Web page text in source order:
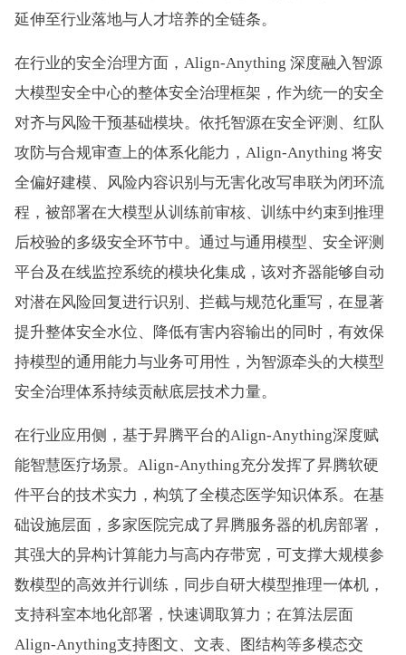
延伸至行业落地与人才培养的全链条。
在行业的安全治理方面，Align-Anything 深度融入智源
大模型安全中心的整体安全治理框架，作为统一的安全
对齐与风险干预基础模块。依托智源在安全评测、红队
攻防与合规审查上的体系化能力，Align-Anything 将安
全偏好建模、风险内容识别与无害化改写串联为闭环流
程，被部署在大模型从训练前审核、训练中约束到推理
后校验的多级安全环节中。通过与通用模型、安全评测
平台及在线监控系统的模块化集成，该对齐器能够自动
对潜在风险回复进行识别、拦截与规范化重写，在显著
提升整体安全水位、降低有害内容输出的同时，有效保
持模型的通用能力与业务可用性，为智源牵头的大模型
安全治理体系持续贡献底层技术力量。
在行业应用侧，基于昇腾平台的Align-Anything深度赋
能智慧医疗场景。Align-Anything充分发挥了昇腾软硬
件平台的技术实力，构筑了全模态医学知识体系。在基
础设施层面，多家医院完成了昇腾服务器的机房部署，
其强大的异构计算能力与高内存带宽，可支撑大规模参
数模型的高效并行训练，同步自研大模型推理一体机，
支持科室本地化部署，快速调取算力；在算法层面
Align-Anything支持图文、文表、图结构等多模态交